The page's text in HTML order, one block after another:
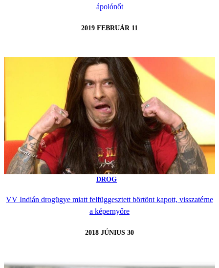
ápolónőt
2019 FEBRUÁR 11
DROG
VV Indián drogügye miatt felfüggesztett börtönt kapott, visszatérne
a képernyőre
2018 JÚNIUS 30